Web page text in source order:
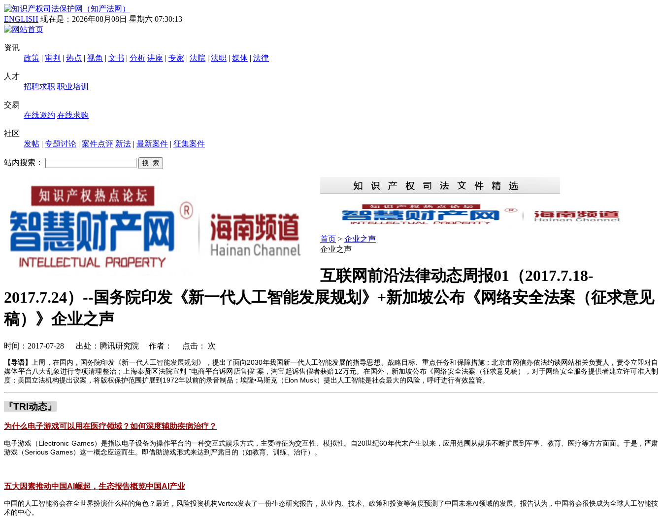
ENGLISH 现在是： 2026年08月08日 星期六 07:30:14
资讯
政策 | 审判 | 热点 | 视角 | 文书 | 分析 讲座 | 专家 | 法院 | 法职 | 媒体 | 法律
人才
招聘求职 职业培训
交易
在线邀约 在线求购
社区
发帖 | 专题讨论 | 案件点评 新法 | 最新案件 | 征集案件
站内搜索：
首页 > 企业之声
企业之声
互联网前沿法律动态周报01（2017.7.18-
2017.7.24）--国务院印发《新一代人工智能发展规划》+新加坡公布《网络安全法案（征求意见
稿）》企业之声
时间：2017-07-28 出处：腾讯研究院 作者： 点击： 次
【导语】 上周，在国内，国务院印发《新一代人工智能发展规划》，提出了面向2030年我国新一代人工智能发展的指导思想、战略目标、重点任务和保障措施；北京市网信办依法约谈网站相关负责人，责令立即对自
媒体平台八大乱象进行专项清理整治；上海奉贤区法院宣判 "电商平台诉网店售假"案，淘宝起诉售假者获赔12万元。在国外，新加坡公布《网络安全法案（征求意见稿），对于网络安全服务提供者建立许可准入制
度；美国立法机构提出议案，将版权保护范围扩展到 1972年以前的录音制品；埃隆•马斯克（Elon Musk）提出人工智能是社会最大的风险，呼吁进行有效监管。
『TRI动态』
为什么电子游戏可以用在医疗领域？如何深度辅助疾病治疗？
电子游戏（Electronic Games）是指以电子设备为操作平台的一种交互式娱乐方式，主要特征为交互性、模拟性。自20世纪60年代末产生以来，应用范围从娱乐不断扩展到军事、教育、医疗等方方面面。于是，严肃
游戏（Serious Games）这一概念应运而生。即借助游戏形式来达到严肃目的（如教育、训练、治疗）。
五大因素推动中国AI 崛起，生态报告概览中国AI 产业
中国的人工智能将会在全世界扮演什么样的角色？最近，风险投资机构Vertex发表了一份生态研究报告，从业内、技术、政策和投资等角度预测了中国未来AI领域的发展。报告认为，中国将会很快成为全球人工智能技
术的中心。